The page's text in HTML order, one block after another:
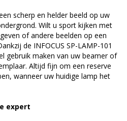
scherp en helder beeld op uw
Wilt u sport kijken met
of andere beelden op een
de INFOCUS SP-LAMP-101
gebruik maken van uw beamer of
Altijd fijn om een reserve
wanneer uw huidige lamp het
expert